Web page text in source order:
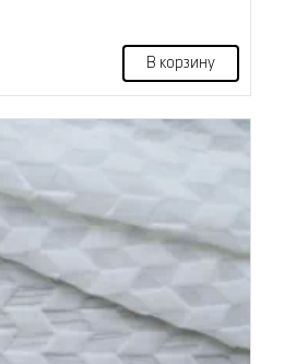
В корзину